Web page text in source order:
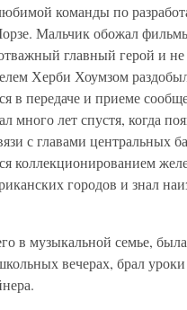
команды по
Мальчик обожал
главный герой и
Херби Хоумзом
в передаче и приеме
лет спустя, когда
с главами центральных
коллекционированием
городов и знал
в музыкальной семье,
вечерах, брал